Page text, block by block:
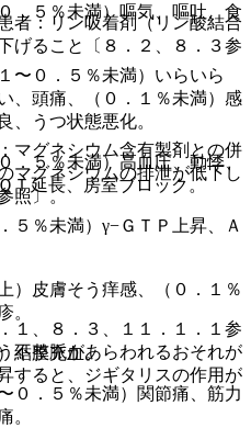
者：リン吸着剤（リン酸結合
げること〔８．２、８．３参
マグネシウム含有製剤との併
マグネシウムの排泄が低下し
照〕。
１、８．３、１１．１．１参
不整脈があらわれるおそれが
すると、ジギタリスの作用が
．５％未満）嘔気、嘔吐、食
０．５％未満）いらいら
、頭痛、（０．１％未満）感
、うつ状態悪化。
５％未満）高血圧、動悸、
Ｔ延長、房室ブロック。
％未満）γ−ＧＴＰ上昇、Ａ
）皮膚そう痒感、（０．１％
。
結膜充血。
．５％未満）関節痛、筋力
。